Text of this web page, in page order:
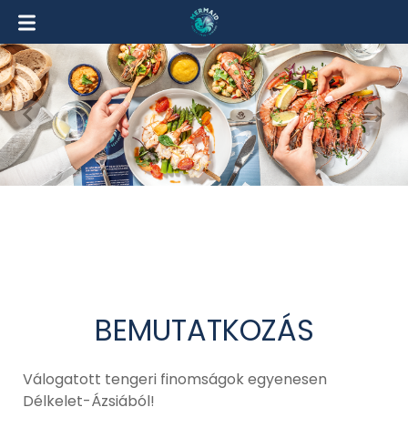
BEMUTATKOZÁS
Válogatott tengeri finomságok egyenesen
Délkelet-Ázsiából!